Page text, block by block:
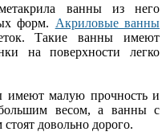
ванны из него
форм. Акриловые ванны
Такие ванны имеют
на поверхности легко
имеют малую прочность и
весом, а ванны с
довольно дорого.